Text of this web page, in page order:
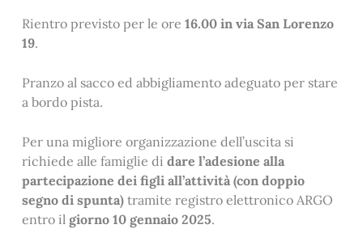
Rientro previsto per le ore 16.00 in via San Lorenzo
19.
Pranzo al sacco ed abbigliamento adeguato per stare
a bordo pista.
Per una migliore organizzazione dell’uscita si
richiede alle famiglie di dare l’adesione alla
partecipazione dei figli all’attività (con doppio
segno di spunta) tramite registro elettronico ARGO
entro il giorno 10 gennaio 2025.